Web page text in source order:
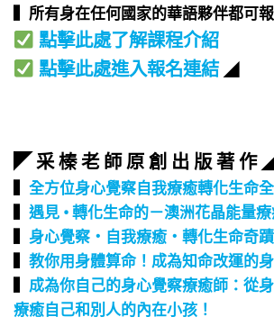
▍所有身在任何國家的華語夥伴都可
點擊此處了解課程介紹
點擊此處進入報名連結 ◢
◤ 采 榛 老 師 原 創 出 版 著 作
▍ 全方位身心覺察自我療癒轉化生命
▍ 遇見 • 轉化生命的－澳洲花晶能量
▍ 身心覺察‧自我療癒‧轉化生命奇
▍ 教你用身體算命！成為知命改運的
▍ 成為你自己的身心覺察療癒師：從
療癒自己和別人的內在小孩！